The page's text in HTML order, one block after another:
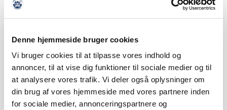
Denne hjemmeside bruger cookies
Vi bruger cookies til at tilpasse vores indhold og
annoncer, til at vise dig funktioner til sociale medier og til
at analysere vores trafik. Vi deler også oplysninger om
din brug af vores hjemmeside med vores partnere inden
for sociale medier, annonceringspartnere og